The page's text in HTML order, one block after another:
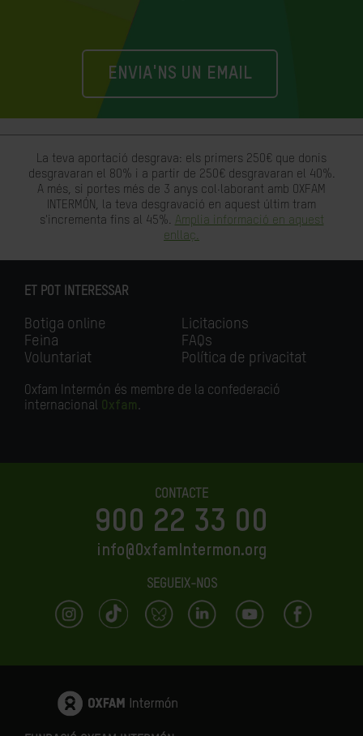
ENVIA'NS UN EMAIL
La teva aportació desgrava: els primers 250€ que donis
desgravaran el 80% i a partir de 250€ desgravaran el 40%.
A més, si portes més de 3 anys col·laborant amb OXFAM
INTERMÓN, la teva desgravació en aquest últim tram
s'incrementa fins al 45%. Amplia informació en aquest
enllaç.
ET POT INTERESSAR
Botiga online
Feina
Voluntariat
Licitacions
FAQs
Política de privacitat
Oxfam Intermón és membre de la confederació
internacional Oxfam.
CONTACTE
900 22 33 00
info@OxfamIntermon.org
SEGUEIX-NOS